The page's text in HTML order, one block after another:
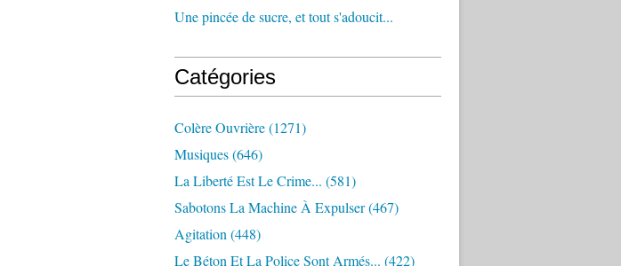
Une pincée de sucre, et tout s'adoucit...
Catégories
Colère Ouvrière(1271)
Musiques(646)
La Liberté Est Le Crime... (581)
Sabotons La Machine À Expulser(467)
Agitation (448)
Le Béton Et La Police Sont Armés... (422)